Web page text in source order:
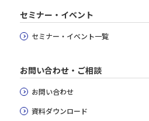
セミナー・イベント
セミナー・イベント一覧
お問い合わせ・ご相談
お問い合わせ
資料ダウンロード